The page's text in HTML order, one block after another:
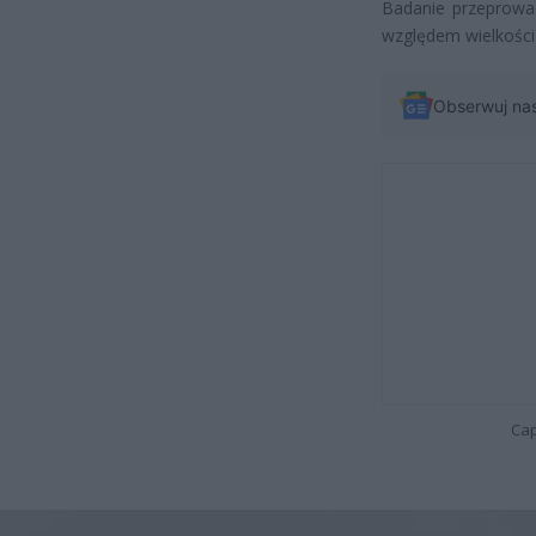
Badanie
względem
Obserwuj